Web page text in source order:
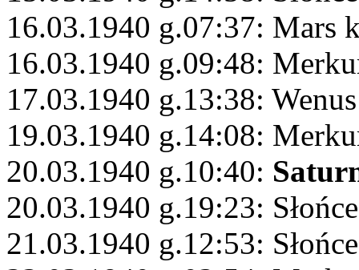
16.03.1940 g.07:37: Mars
16.03.1940 g.09:48:
17.03.1940 g.13:38:
19.03.1940 g.14:08:
20.03.1940 g.10:40:
20.03.1940 g.19:23:
21.03.1940 g.12:53: